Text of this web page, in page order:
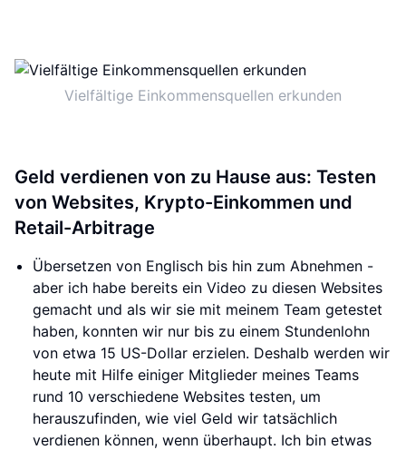
Vielfältige Einkommensquellen erkunden
Geld verdienen von zu Hause aus: Testen
von Websites, Krypto-Einkommen und
Retail-Arbitrage
Übersetzen von Englisch bis hin zum Abnehmen -
aber ich habe bereits ein Video zu diesen Websites
gemacht und als wir sie mit meinem Team getestet
haben, konnten wir nur bis zu einem Stundenlohn
von etwa 15 US-Dollar erzielen. Deshalb werden wir
heute mit Hilfe einiger Mitglieder meines Teams
rund 10 verschiedene Websites testen, um
herauszufinden, wie viel Geld wir tatsächlich
verdienen können, wenn überhaupt. Ich bin etwas